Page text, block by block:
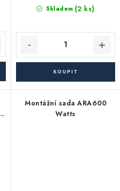
Skladem (2 ks)
Montážní sada ARA600
Watts